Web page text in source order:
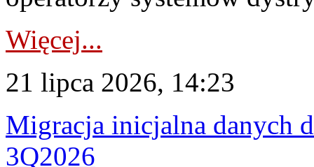
Więcej...
21 lipca 2026, 14:23
Migracja inicjalna danych
3Q2026